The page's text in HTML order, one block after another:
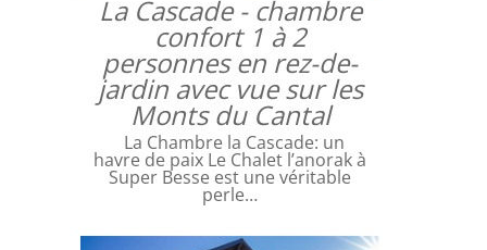
La Cascade - chambre
confort 1 à 2
personnes en rez-de-
jardin avec vue sur les
Monts du Cantal
La Chambre la Cascade: un
havre de paix Le Chalet l’anorak à
Super Besse est une véritable
perle…